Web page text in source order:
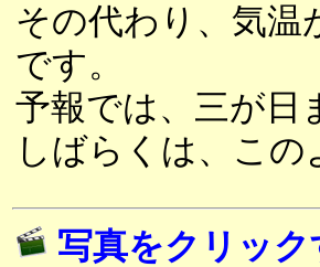
その代わり、気温
です。
予報では、三が
しばらくは、こ
写真をクリッ